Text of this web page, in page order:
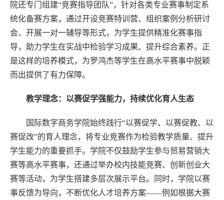
院还专门组建“竞赛指导团队”，针对各类专业赛事制定系
统化备赛方案，通过开设竞赛特训营、组织案例分析研讨
会、开展一对一辅导等形式，为学生提供精准化赛事指
导，助力学生在实战中检验学习成果、提升综合素养。正
是这样的培养模式，为罗鸿杰等学生在高水平赛事中脱颖
而出提供了有力保障。
教学理念：以赛促学强能力，持续优化育人生态
国际数字商务学院始终践行“以赛促学、以赛促教、以
赛促改”的育人理念，将专业竞赛作为检验教学质量、提升
学生能力的重要抓手。学院不仅鼓励学生参与贸易营销大
赛等高水平赛事，还通过举办校内技能竞赛、创新创业大
赛等活动，为学生搭建多层次展示平台。同时，学院以赛
事反馈为导向，不断优化人才培养方案——例如根据大赛